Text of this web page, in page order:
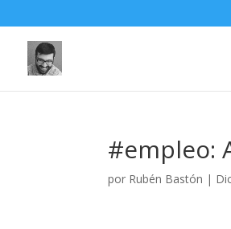
#empleo:
por Rubén Bastón |